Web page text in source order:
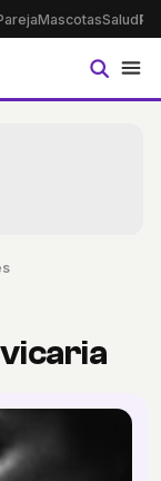
MascotasSalud
vicaria